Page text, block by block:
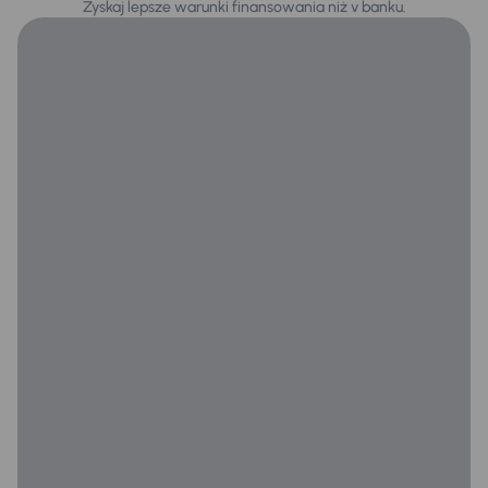
Zyskaj lepsze warunki finansowania niż v banku.